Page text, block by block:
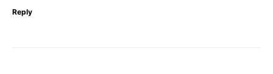
Reply